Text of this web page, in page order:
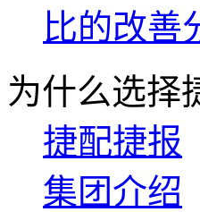
比的改善
为什么选择
捷配捷报
集团介绍